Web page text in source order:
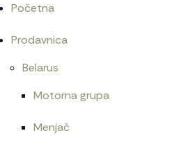
Početna
Prodavnica
Belarus
Motorna grupa
Menjač